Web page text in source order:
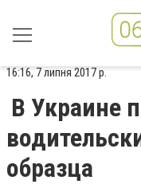
16:16, 7 липня 2017 р.
В Украине
образца